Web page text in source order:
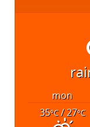
mon
35°C/ 27°C